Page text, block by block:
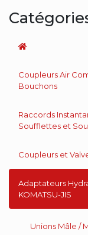
Coupleurs Air
Bouchons
Raccords
Soufflettes et
Coupleurs et
Adaptateurs
KOMATSU-JIS
Unions Mâle /